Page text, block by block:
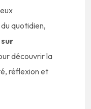
quotidien,
découvrir la
réflexion et